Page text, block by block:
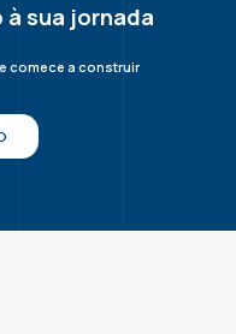
à sua jornada
comece a construir